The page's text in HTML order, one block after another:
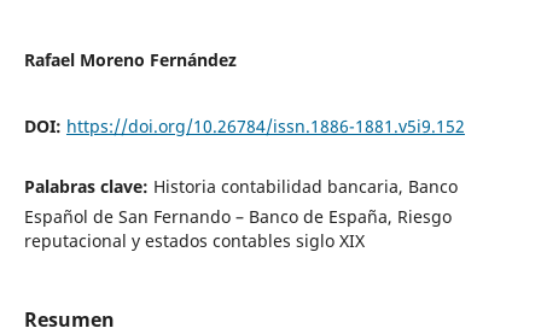
Rafael Moreno Fernández
DOI: https://doi.org/10.26784/issn.1886-1881.v5i9.152
Palabras clave: Historia contabilidad bancaria, Banco
Español de San Fernando – Banco de España, Riesgo
reputacional y estados contables siglo XIX
Resumen